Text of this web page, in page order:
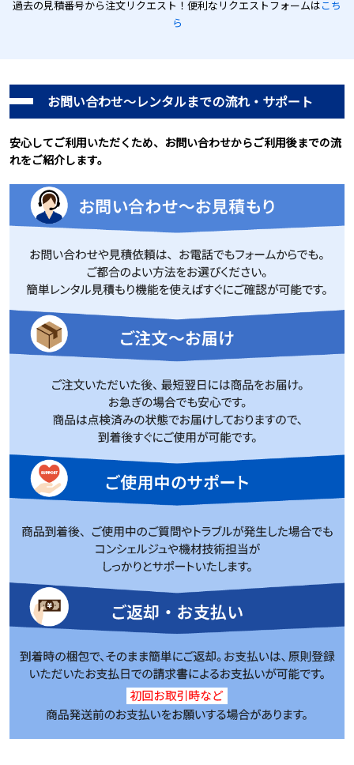
過去の見積番号から注文リクエスト！便利なリクエストフォームはこち
ら
お問い合わせ～レンタルまでの流れ・サポート
安心してご利用いただくため、お問い合わせからご利用後までの流
れをご紹介します。